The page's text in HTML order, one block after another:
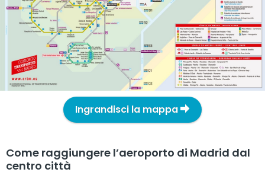
Ingrandisci la mappa
Come raggiungere l’aeroporto di Madrid dal
centro città